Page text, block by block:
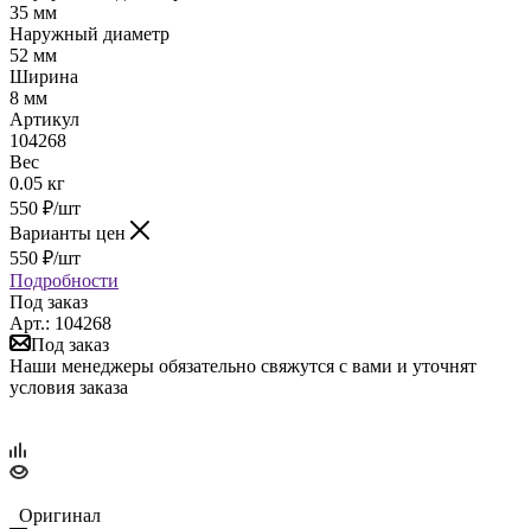
35 мм
Наружный диаметр
52 мм
Ширина
8 мм
Артикул
104268
Вес
0.05 кг
550 ₽/шт
Варианты цен
550 ₽/шт
Подробности
Под заказ
Арт.: 104268
Под заказ
Наши менеджеры обязательно свяжутся с вами и уточнят
условия заказа
Оригинал